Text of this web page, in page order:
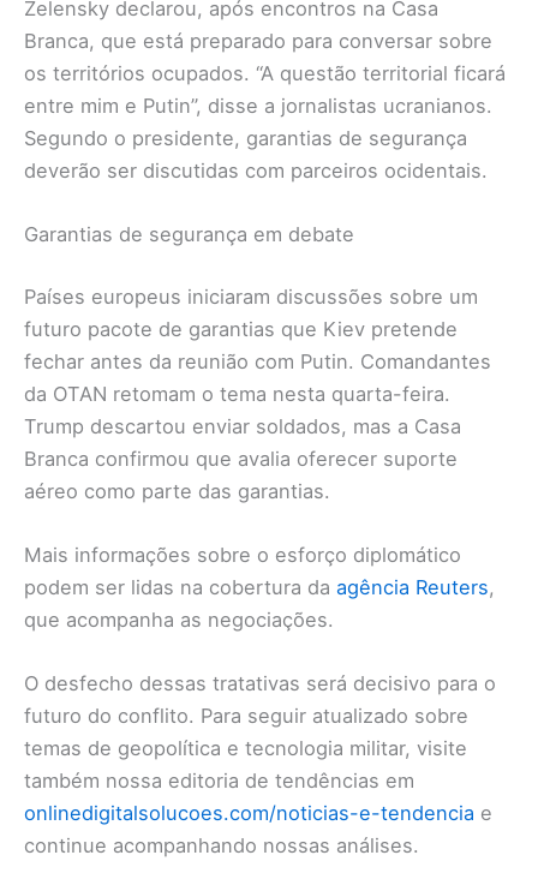
Zelensky declarou, após encontros na Casa
Branca, que está preparado para conversar sobre
os territórios ocupados. “A questão territorial ficará
entre mim e Putin”, disse a jornalistas ucranianos.
Segundo o presidente, garantias de segurança
deverão ser discutidas com parceiros ocidentais.
Garantias de segurança em debate
Países europeus iniciaram discussões sobre um
futuro pacote de garantias que Kiev pretende
fechar antes da reunião com Putin. Comandantes
da OTAN retomam o tema nesta quarta-feira.
Trump descartou enviar soldados, mas a Casa
Branca confirmou que avalia oferecer suporte
aéreo como parte das garantias.
Mais informações sobre o esforço diplomático
podem ser lidas na cobertura da agência Reuters,
que acompanha as negociações.
O desfecho dessas tratativas será decisivo para o
futuro do conflito. Para seguir atualizado sobre
temas de geopolítica e tecnologia militar, visite
também nossa editoria de tendências em
onlinedigitalsolucoes.com/noticias-e-tendencia e
continue acompanhando nossas análises.